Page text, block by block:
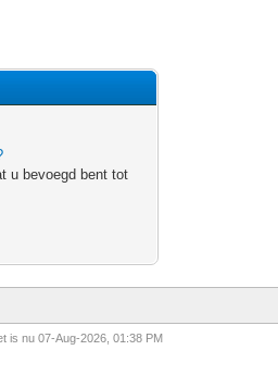
u bevoegd bent tot
is nu 07-Aug-2026, 01:38 PM